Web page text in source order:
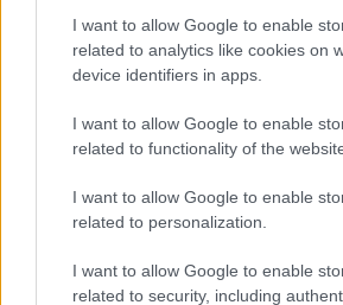
I want to allow Google to enable
related to analytics like cookies on
device identifiers in apps.
I want to allow Google to enable
related to functionality of the
I want to allow Google to enable
related to personalization.
I want to allow Google to enable
related to security, including
elvarázsoltan…